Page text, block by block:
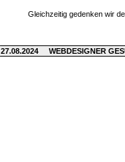
Gleichzeitig gedenken wir
27.08.2024 WEBDESIGNER